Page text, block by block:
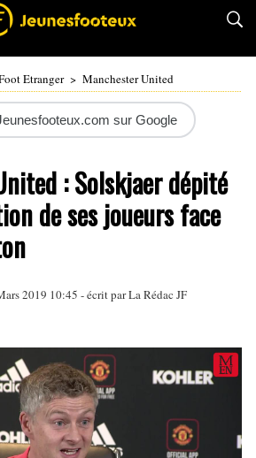
Etranger > Manchester United
sur Google
: Solskjaer dépité
de ses joueurs face
2019 10:45 - écrit par La Rédac JF